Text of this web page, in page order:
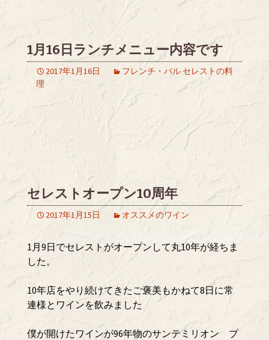
1月16日ランチメニュー内容です
2017年1月16日
フレンチ・バル セレストの料
理
セレストオープン10周年
2017年1月15日 オススメのワイン
1月9日でセレストがオープンして丸10年が経ちま
した。
10年店をやり続けてきたご褒美もかねて8日に常
連様とワインを飲みました
僕が開けたワインが96年物のサンテミリオン プ